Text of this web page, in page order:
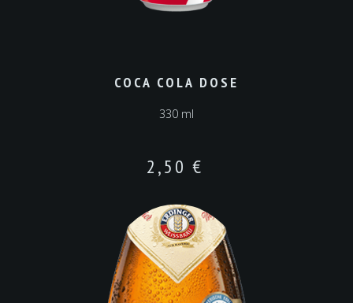
COCA COLA DOSE
330 ml
2,50 €